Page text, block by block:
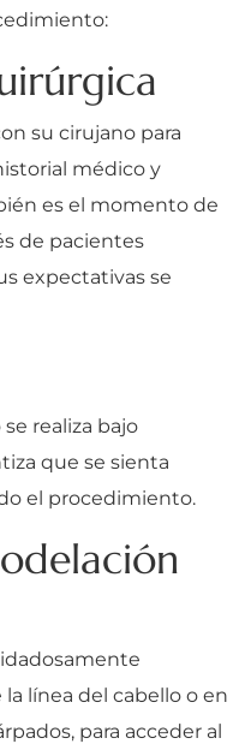
su cirujano para
médico y
es el momento de
de pacientes
expectativas se
realiza bajo
que se sienta
el procedimiento.
línea del cabello o en
para acceder al